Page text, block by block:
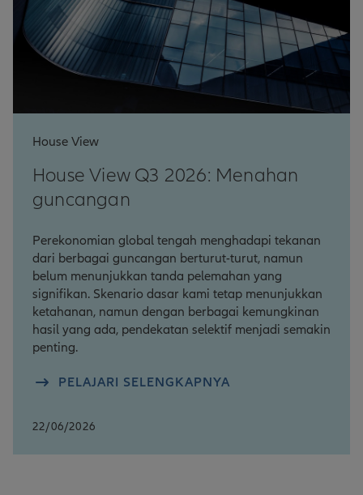
House View
House View Q3 2026: Menahan
guncangan
Perekonomian global tengah menghadapi tekanan
dari berbagai guncangan berturut-turut, namun
belum menunjukkan tanda pelemahan yang
signifikan. Skenario dasar kami tetap menunjukkan
ketahanan, namun dengan berbagai kemungkinan
hasil yang ada, pendekatan selektif menjadi semakin
penting.
PELAJARI SELENGKAPNYA
22/06/2026